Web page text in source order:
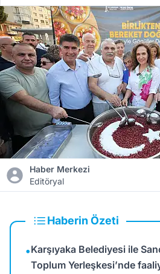
Haber Merkezi
Editöryal
Haberin Özeti
•Karşıyaka Belediyesi ile
Toplum Yerleşkesi’nde